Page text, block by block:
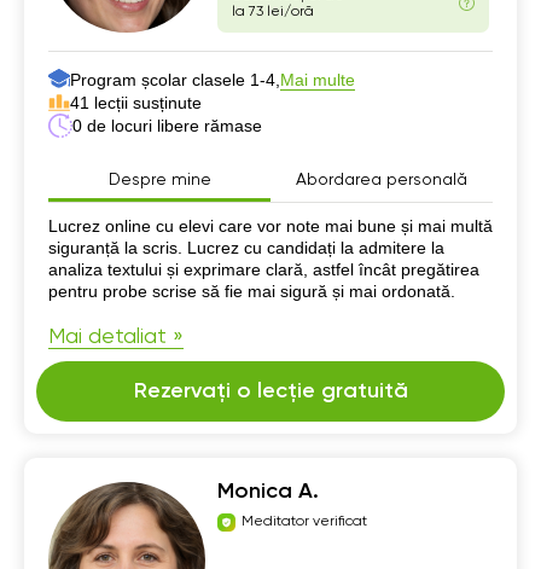
la 73 lei/oră
Program școlar clasele 1-4, Mai multe
41 lecții susținute
0 de locuri libere rămase
Despre mine Abordarea personală
Despre mine
Lucrez online cu elevi care vor note mai bune și mai multă
siguranță la scris. Lucrez cu candidați la admitere la
analiza textului și exprimare clară, astfel încât pregătirea
pentru probe scrise să fie mai sigură și mai ordonată.
Mai detaliat »
Rezervați o lecție gratuită
Monica A.
Meditator verificat